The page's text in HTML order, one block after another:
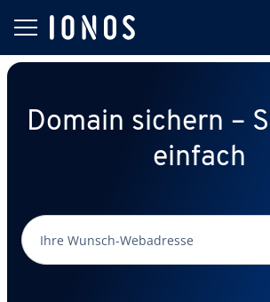
Domain sichern –
einfach